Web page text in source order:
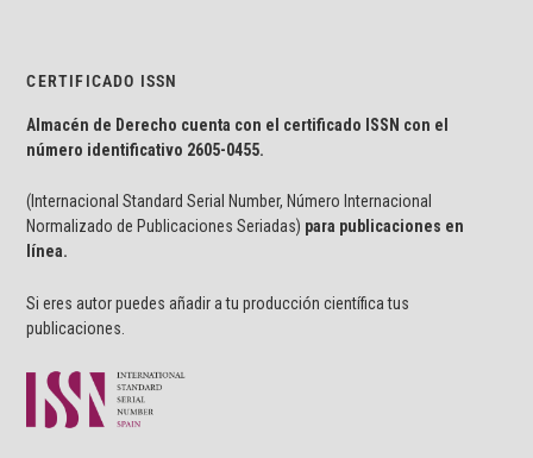
CERTIFICADO ISSN
Almacén de Derecho cuenta con el certificado ISSN con el
número identificativo 2605-0455.
(Internacional Standard Serial Number, Número Internacional
Normalizado de Publicaciones Seriadas) para publicaciones en
línea.
Si eres autor puedes añadir a tu producción científica tus
publicaciones.